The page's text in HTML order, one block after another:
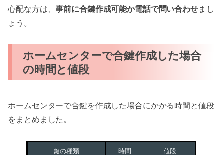
心配な方は、 事前に合鍵作成可能か電話で問い合わせまし
ょう。
ホームセンターで合鍵作成した場合
の時間と値段
ホームセンターで合鍵を作成した場合にかかる時間と値段
をまとめました。
鍵の種類 時間 値段